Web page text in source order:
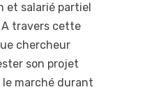
et salarié partiel
travers cette
chercheur
son projet
le marché durant